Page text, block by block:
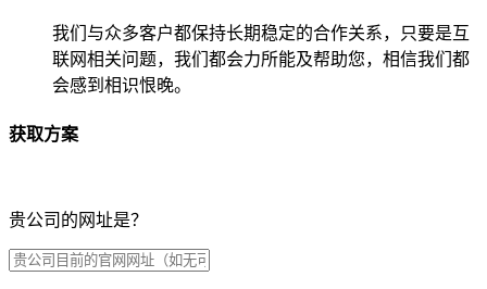
我们与众多客户都保持长期稳定的合作关系，只要是互
联网相关问题，我们都会力所能及帮助您，相信我们都
会感到相识恨晚。
获取方案
贵公司的网址是？